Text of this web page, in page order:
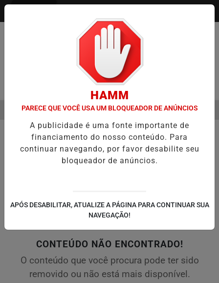
Pesquisar Notícia
DO CÂNCER DE CABEÇA E PESCOÇO EVOLUI E AMPLIA
EM ALTA
MENU
CONTEÚDO NÃO ENCONTRADO!
O conteúdo que você procura pode ter sido
removido ou não está mais disponível.
HAMM
PARECE QUE VOCÊ USA UM BLOQUEADOR DE ANÚNCIOS
A publicidade é uma fonte importante de
financiamento do nosso conteúdo. Para
continuar navegando, por favor desabilite seu
bloqueador de anúncios.
APÓS DESABILITAR, ATUALIZE A PÁGINA PARA CONTINUAR SUA
NAVEGAÇÃO!